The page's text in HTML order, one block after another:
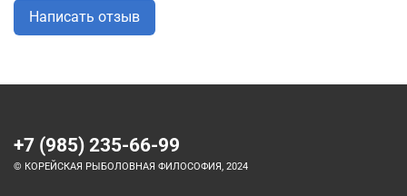
Написать отзыв
+7 (985) 235-66-99
© КОРЕЙСКАЯ РЫБОЛОВНАЯ ФИЛОСОФИЯ, 2024